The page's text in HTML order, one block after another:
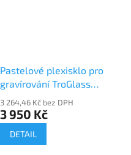
Pastelové plexisklo pro
gravírování TroGlass
3 264,46 Kč bez DPH
3 950 Kč
DETAIL